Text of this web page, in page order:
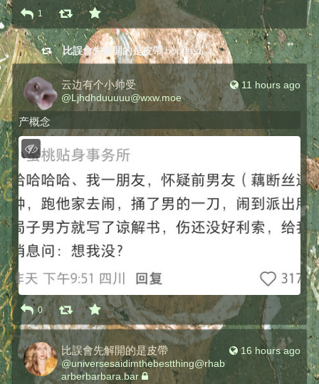
1
比誤會先解開的是皮帶 boosted
11 hours ago
云边有个小帅受
@Ljhdhduuuuu@wxw.moe
产概念
0
16 hours ago
比誤會先解開的是皮帶
@universesaidimthebestthing@rhab
arberbarbara.bar